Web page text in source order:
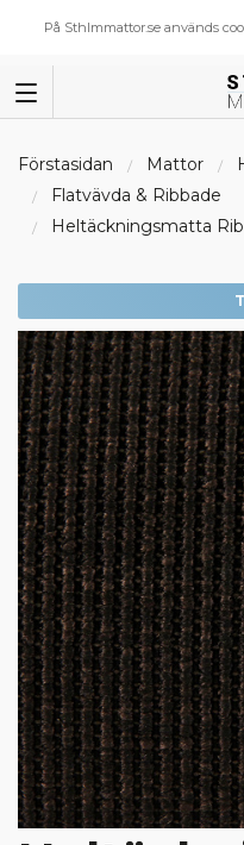
På Sthlmmattor.se används
Förstasidan Mattor
Flatvävda & Ribbade
Heltäckningsmatta